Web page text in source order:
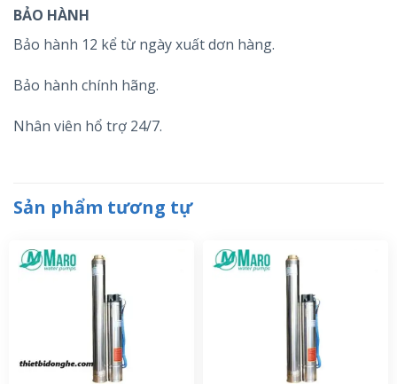
BẢO HÀNH
Bảo hành 12 kể từ ngày xuất dơn hàng.
Bảo hành chính hãng.
Nhân viên hổ trợ 24/7.
Sản phẩm tương tự